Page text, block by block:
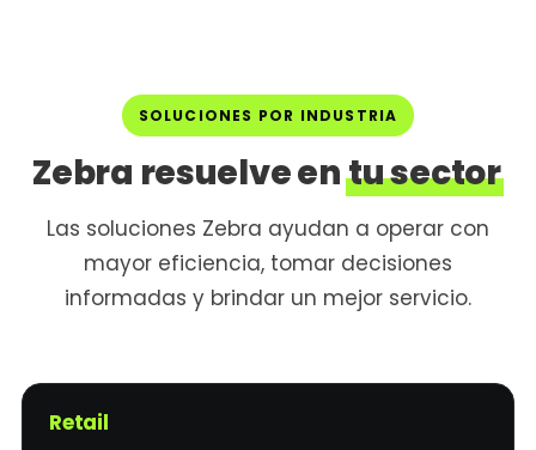
SOLUCIONES POR INDUSTRIA
Zebra resuelve entu sector
Las soluciones Zebra ayudan a operar con
mayor eficiencia, tomar decisiones
informadas y brindar un mejor servicio.
Retail